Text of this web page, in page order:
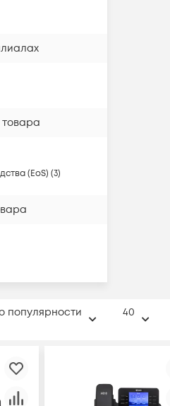
товара
(EoS) (3)
популярности 40